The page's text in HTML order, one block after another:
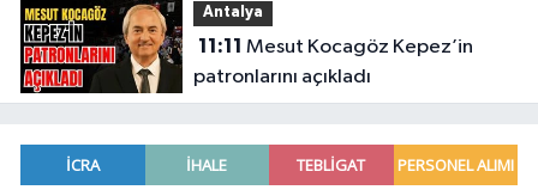
Antalya
11:11
patronlarını açıkladı